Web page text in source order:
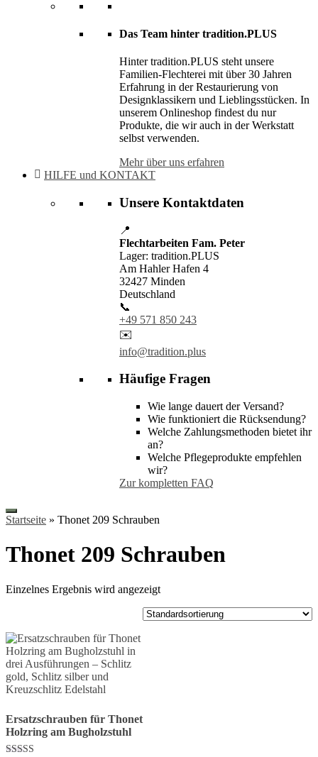
Das Team hinter tradition.PLUS
Hinter tradition.PLUS steht unsere
Familien-Flechterei mit über 30 Jahren
Erfahrung in der Restaurierung von
Designklassikern und Lieblingsstücken. In
unserem Onlineshop findest du nur
Produkte, die wir auch in der Werkstatt
selbst verwenden.
Mehr über uns erfahren
HILFE und KONTAKT
Unsere Kontaktdaten
📍
Flechtarbeiten Fam. Peter
Lager: tradition.PLUS
Am Hahler Hafen 4
32427 Minden
Deutschland
📞
+49 571 850 243
✉️
info@tradition.plus
Häufige Fragen
Wie lange dauert der Versand?
Wie funktioniert die Rücksendung?
Welche Zahlungsmethoden bietet ihr
an?
Welche Pflegeprodukte empfehlen
wir?
Zur kompletten FAQ
Startseite » Thonet 209 Schrauben
Thonet 209 Schrauben
Einzelnes Ergebnis wird angezeigt
Ersatzschrauben für Thonet
Holzring am Bugholzstuhl